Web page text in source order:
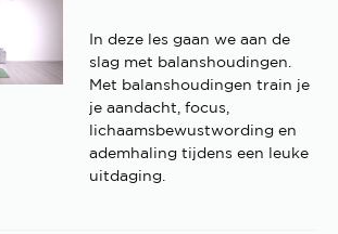
In deze les gaan we aan de
slag met balanshoudingen.
Met balanshoudingen train je
je aandacht, focus,
lichaamsbewustwording en
ademhaling tijdens een leuke
uitdaging.